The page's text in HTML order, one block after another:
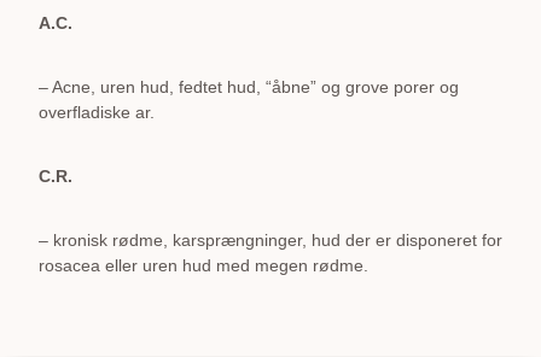
A.C.
– Acne, uren hud, fedtet hud, “åbne” og grove porer og
overfladiske ar.
C.R.
– kronisk rødme, karsprængninger, hud der er disponeret for
rosacea eller uren hud med megen rødme.